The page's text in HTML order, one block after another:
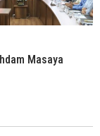
Masaya